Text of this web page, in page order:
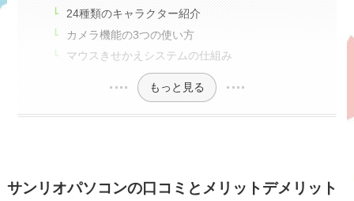
24種類のキャラクター紹介
カメラ機能の3つの使い方
マウスきせかえシステムの仕組み
もっと見る
サンリオパソコンの口コミとメリットデメリット